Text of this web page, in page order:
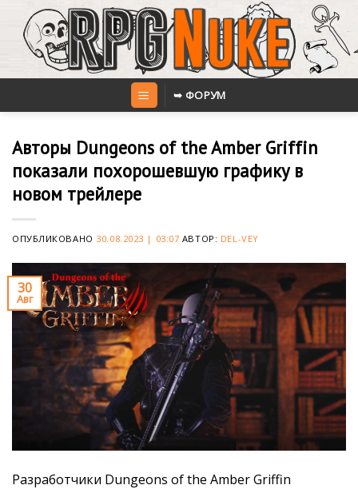
content
➥ ФОРУМ
Авторы Dungeons of the Amber Griffin
показали похорошевшую графику в
новом трейлере
ОПУБЛИКОВАНО 30.08.2023 | 03:07 АВТОР: DEL-VEY
30
Авг
Разработчики Dungeons of the Amber Griffin